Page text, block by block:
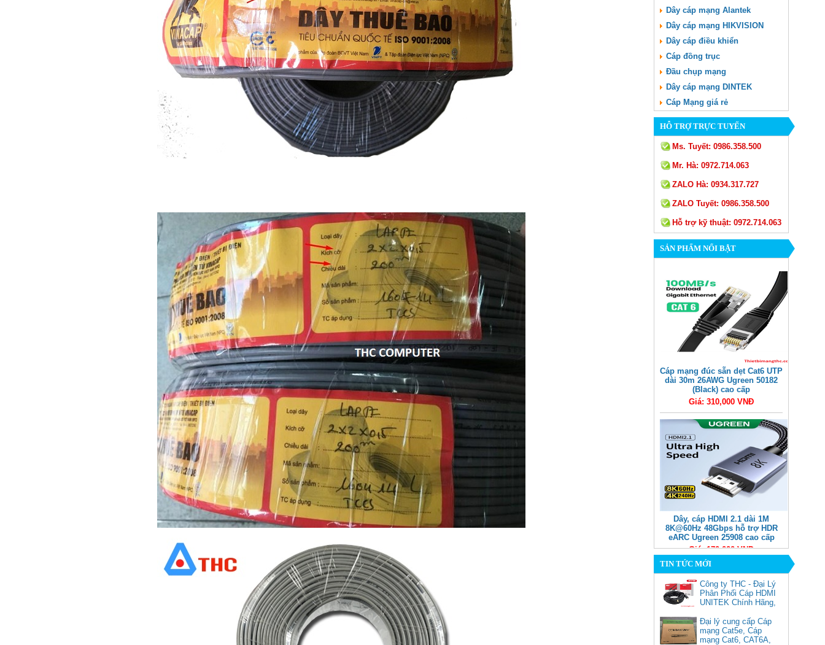
Dây cáp mạng Alantek
Dây cáp mạng HIKVISION
Dây cáp điều khiển
Cáp đồng trục
Đầu chụp mạng
Dây cáp mạng DINTEK
Cáp Mạng giá rẻ
HỖ TRỢ TRỰC TUYẾN
Ms. Tuyết: 0986.358.500
Mr. Hà: 0972.714.063
ZALO Hà: 0934.317.727
ZALO Tuyết: 0986.358.500
Hỗ trợ kỹ thuật: 0972.714.063
SẢN PHẨM NỔI BẬT
Cáp mạng đúc sẵn dẹt Cat6 UTP
dài 30m 26AWG Ugreen 50182
(Black) cao cấp
Giá: 310,000 VNĐ
Dây, cáp HDMI 2.1 dài 1M
8K@60Hz 48Gbps hỗ trợ HDR
eARC Ugreen 25908 cao cấp
Giá: 170,000 VNĐ
TIN TỨC MỚI
Công ty THC - Đại Lý
Phân Phối Cáp HDMI
UNITEK Chính Hãng,
Đại lý cung cấp Cáp
mạng Cat5e, Cáp
mạng Cat6, CAT6A,